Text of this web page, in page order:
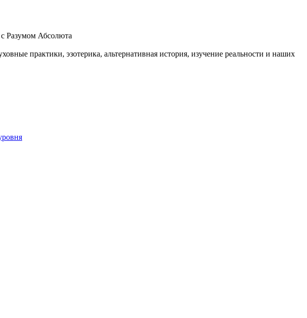
Разумом Абсолюта
практики, эзотерика, альтернативная история, изучение реальности и наших